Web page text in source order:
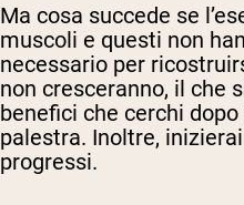
Ma cosa succede se
muscoli e questi non
necessario per
non cresceranno, il che
benefici che cerchi
palestra. Inoltre,
progressi.